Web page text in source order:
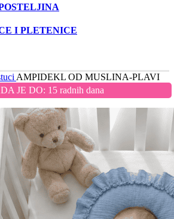
I PLETENICE
AMPIDEKL OD MUSLINA-PLAVI
JE DO: 15 radnih dana